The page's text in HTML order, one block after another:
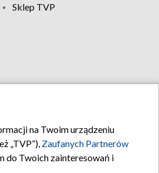
Sklep TVP
na Twoim urządzeniu
„TVP”), Zaufanych Partnerów
do Twoich zainteresowań i